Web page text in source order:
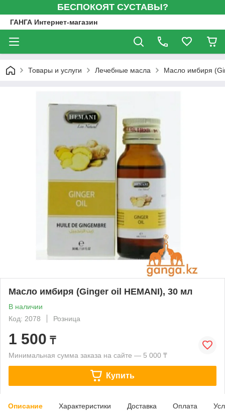
БЕСПОКОЯТ СУСТАВЫ?
ГАНГА Интернет-магазин
Товары и услуги Лечебные масла Масло имбиря
Масло имбиря (Ginger oil HEMANI), 30 мл
В наличии
Код: 2078
Розница
1 500 ₸
Минимальная сумма заказа на сайте — 5 000 ₸
Купить
Описание Характеристики Доставка Оплата